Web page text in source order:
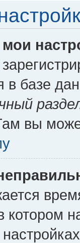
в базе
вы
котором